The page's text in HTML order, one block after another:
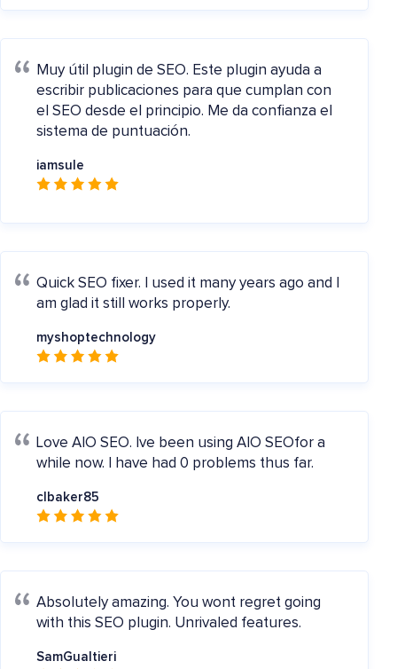
Muy útil plugin de SEO. Este plugin ayuda a
escribir publicaciones para que cumplan con
el SEO desde el principio. Me da confianza el
sistema de puntuación.
iamsule
Quick SEO fixer.
I used it many years ago and I
am glad it still works properly.
myshoptechnology
Love AIO SEO. Ive been using AIO SEOfor a
while now. I have had 0 problems thus far.
clbaker85
Absolutely amazing. You wont regret going
with this SEO plugin. Unrivaled features.
SamGualtieri